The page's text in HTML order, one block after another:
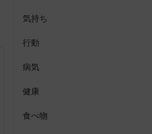
気持ち
行動
病気
健康
食べ物